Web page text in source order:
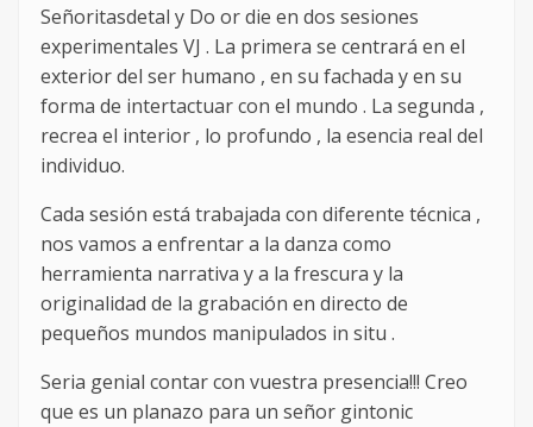
Señoritasdetal y Do or die en dos sesiones
experimentales VJ . La primera se centrará en el
exterior del ser humano , en su fachada y en su
forma de intertactuar con el mundo . La segunda ,
recrea el interior , lo profundo , la esencia real del
individuo.
Cada sesión está trabajada con diferente técnica ,
nos vamos a enfrentar a la danza como
herramienta narrativa y a la frescura y la
originalidad de la grabación en directo de
pequeños mundos manipulados in situ .
Seria genial contar con vuestra presencia!!! Creo
que es un planazo para un señor gintonic